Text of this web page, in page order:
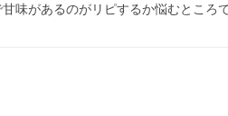
味があるのがリピするか悩むところで